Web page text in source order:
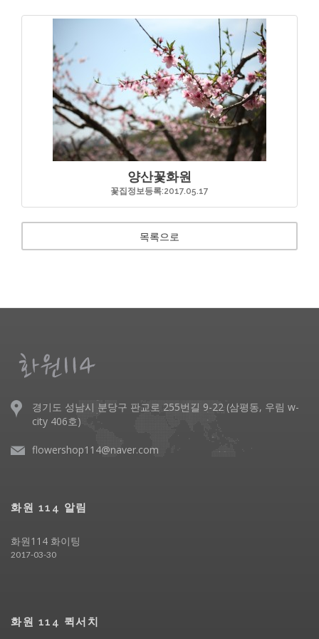
양산꽃화원
꽃집정보등록:2017.05.17
목록으로
경기도 성남시 분당구 판교로 255번길 9-22 (삼평동, 우림 w-
city 406호)
flowershop114@naver.com
화원 114 알림
화원114 화이팅
2017-03-30
화원 114 퀵서치